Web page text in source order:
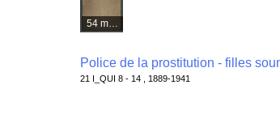
54 médias
Police de la prostitution - filles
21 I_QUI 8 - 14 , 1889-1941